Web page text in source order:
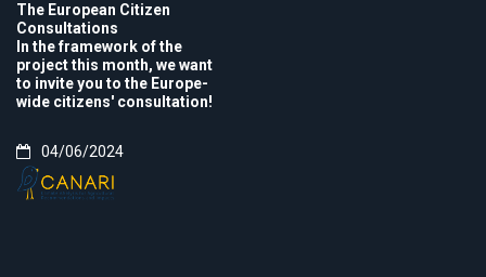
The European Citizen
Consultations
In the framework of the
project this month, we want
to invite you to the Europe-
wide citizens' consultation!
04/06/2024